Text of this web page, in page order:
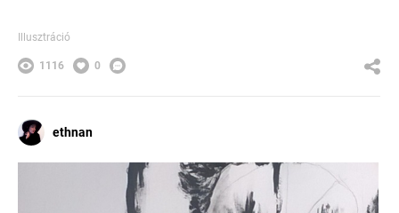
Illusztráció
1116 0
ethnan